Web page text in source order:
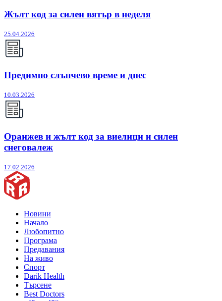
Жълт код за силен вятър в неделя
25.04.2026
Предимно слънчево време и днес
10.03.2026
Оранжев и жълт код за виелици и силен
снеговалеж
17.02.2026
Новини
Начало
Любопитно
Програма
Предавания
На живо
Спорт
Darik Health
Търсене
Best Doctors